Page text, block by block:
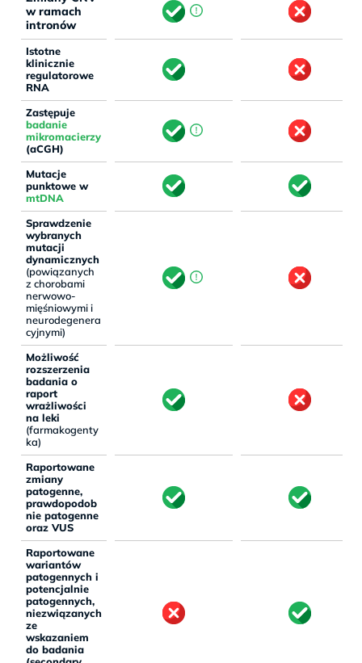
w ramach
intronów
Istotne
klinicznie
regulatorowe
RNA
Zastępuje
badanie
mikromacierzy
(aCGH)
Mutacje
punktowe w
mtDNA
Sprawdzenie
wybranych
mutacji
dynamicznych
(powiązanych
z chorobami
nerwowo-
mięśniowymi i
neurodegenera
cyjnymi)
Możliwość
rozszerzenia
badania o
raport
wrażliwości
na leki
(farmakogenty
ka)
Raportowane
zmiany
patogenne,
prawdopodob
nie patogenne
oraz VUS
Raportowane
wariantów
patogennych i
potencjalnie
patogennych,
niezwiązanych
ze
wskazaniem
do badania